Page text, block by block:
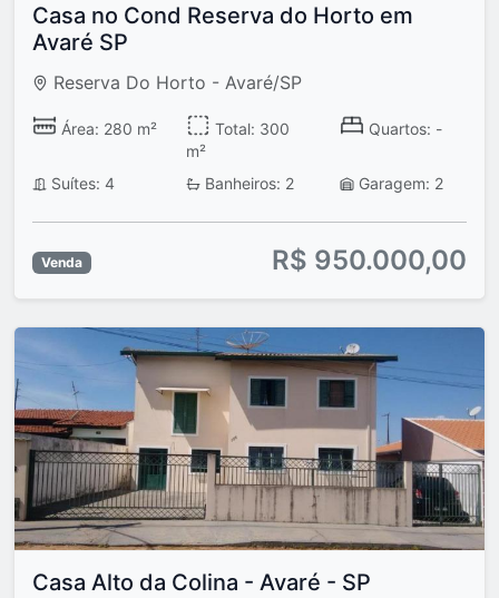
Casa no Cond Reserva do Horto em
Avaré SP
Reserva Do Horto - Avaré/SP
Área: 280 m²
Total: 300
m²
Quartos: -
Suítes: 4 Banheiros: 2 Garagem: 2
Venda R$ 950.000,00
Casa Alto da Colina - Avaré - SP